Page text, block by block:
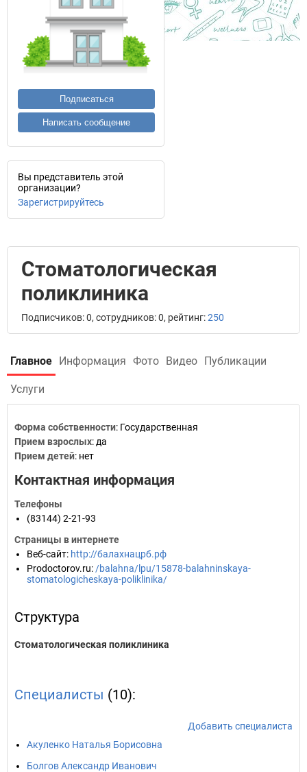
Подписаться
Написать сообщение
Вы представитель этой
организации?
Зарегистрируйтесь
Стоматологическая
поликлиника
Подписчиков: 0, сотрудников: 0, рейтинг:250
Главное Информация Фото Видео Публикации
Услуги
Форма собственности: Государственная
Прием взрослых: да
Прием детей: нет
Контактная информация
Телефоны
(83144) 2-21-93
Страницы в интернете
Веб-сайт: http://балахнацрб.рф
Prodoctorov.ru: /balahna/lpu/15878-balahninskaya-
stomatologicheskaya-poliklinika/
Структура
Стоматологическая поликлиника
Специалисты (10):
Добавить специалиста
Акуленко Наталья Борисовна
Болгов Александр Иванович